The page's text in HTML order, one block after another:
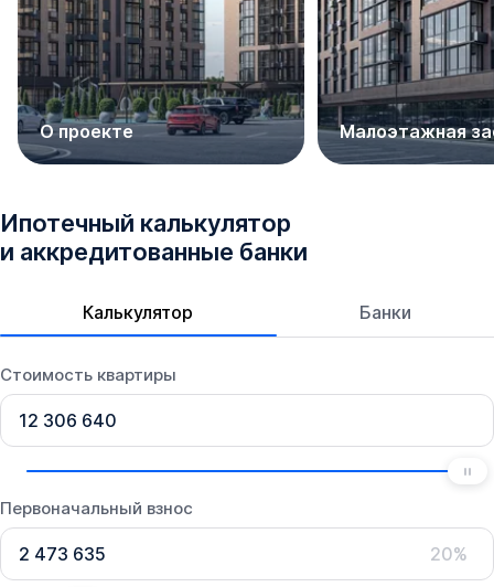
О проекте Малоэтажная
Ипотечный калькулятор
и аккредитованные банки
Калькулятор Банки
Стоимость квартиры
Первоначальный взнос
20%